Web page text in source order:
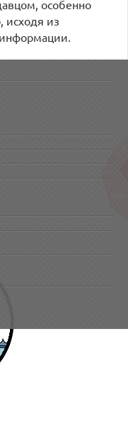
особенно
исходя из